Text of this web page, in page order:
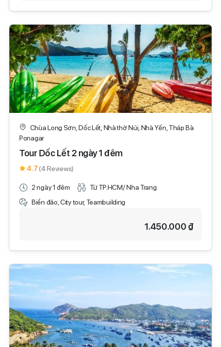
Chùa Long Sơn, Dốc Lết, Nhà thờ Núi, Nhà Yến, Tháp Bà
Ponagar
Tour Dốc Lết 2 ngày 1 đêm
4.7 (4 Reviews)
2 ngày 1 đêm
Từ TP.HCM/ Nha Trang
Biển đảo, City tour, Teambuilding
1.450.000 ₫